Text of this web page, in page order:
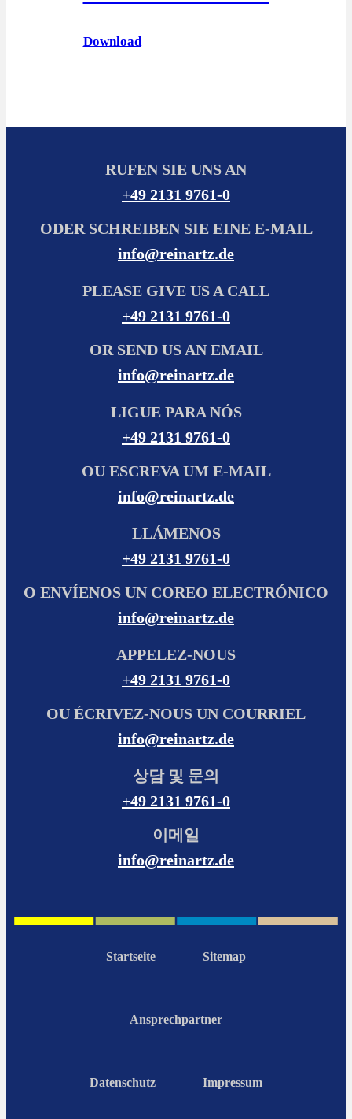
Download
RUFEN SIE UNS AN
+49 2131 9761-0
ODER SCHREIBEN SIE EINE E-MAIL
info@reinartz.de
PLEASE GIVE US A CALL
+49 2131 9761-0
OR SEND US AN EMAIL
info@reinartz.de
LIGUE PARA NÓS
+49 2131 9761-0
OU ESCREVA UM E-MAIL
info@reinartz.de
LLÁMENOS
+49 2131 9761-0
O ENVÍENOS UN COREO ELECTRÓNICO
info@reinartz.de
APPELEZ-NOUS
+49 2131 9761-0
OU ÉCRIVEZ-NOUS UN COURRIEL
info@reinartz.de
상담 및 문의
+49 2131 9761-0
이메일
info@reinartz.de
Startseite Sitemap
Ansprechpartner
Datenschutz Impressum